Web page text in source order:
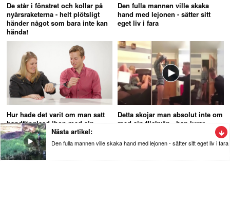
De står i fönstret och kollar på
nyårsraketerna - helt plötsligt
händer något som bara inte kan
hända!
Den fulla mannen ville skaka
hand med lejonen - sätter sitt
eget liv i fara
Hur hade det varit om man satt
handfänglsad ihop med sin
partner under 24 timmar
Detta skojar man absolut inte om
med sin flickvän - han lurar
Nyheter
Nästa artikel:
Den fulla mannen ville skaka hand med lejonen - sätter sitt eget liv i fara